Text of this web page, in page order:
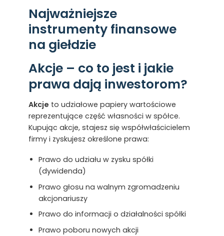
Najważniejsze
instrumenty finansowe
na giełdzie
Akcje – co to jest i jakie
prawa dają inwestorom?
Akcje to udziałowe papiery wartościowe
reprezentujące część własności w spółce.
Kupując akcje, stajesz się współwłaścicielem
firmy i zyskujesz określone prawa:
Prawo do udziału w zysku spółki
(dywidenda)
Prawo głosu na walnym zgromadzeniu
akcjonariuszy
Prawo do informacji o działalności spółki
Prawo poboru nowych akcji